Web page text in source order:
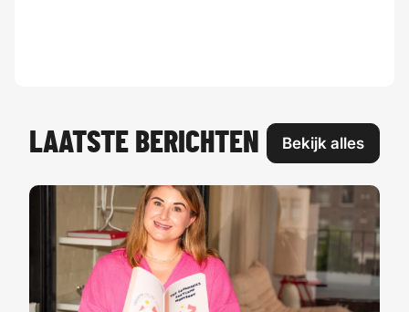
LAATSTE BERICHTEN Bekijk alles